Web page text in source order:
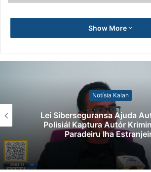
Show More
Notísia Kalan
Lei Siberseguransa Ajuda
Polisiál Kaptura Autór
Paradeiru Iha